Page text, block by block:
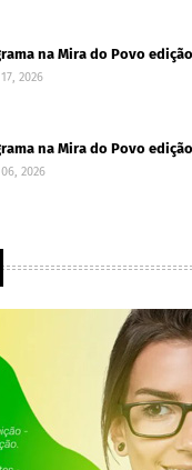
na Mira do Povo
2026
na Mira do Povo
2026